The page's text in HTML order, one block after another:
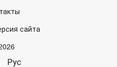
сайта
Рус